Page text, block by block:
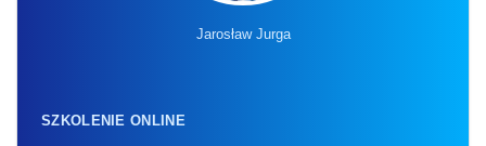
Jarosław Jurga
SZKOLENIE ONLINE